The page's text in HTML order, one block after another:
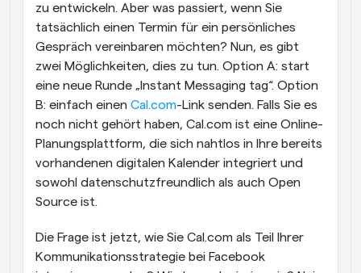
zu entwickeln. Aber was passiert, wenn Sie
tatsächlich einen Termin für ein persönliches
Gespräch vereinbaren möchten? Nun, es gibt
zwei Möglichkeiten, dies zu tun. Option A: start
eine neue Runde „Instant Messaging tag“. Option
B: einfach einen Cal.com-Link senden. Falls Sie es
noch nicht gehört haben, Cal.com ist eine Online-
Planungsplattform, die sich nahtlos in Ihre bereits
vorhandenen digitalen Kalender integriert und
sowohl datenschutzfreundlich als auch Open
Source ist.
Die Frage ist jetzt, wie Sie Cal.com als Teil Ihrer
Kommunikationsstrategie bei Facebook